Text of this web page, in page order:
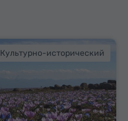
Культурно-исторический